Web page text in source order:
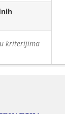
kriterijima